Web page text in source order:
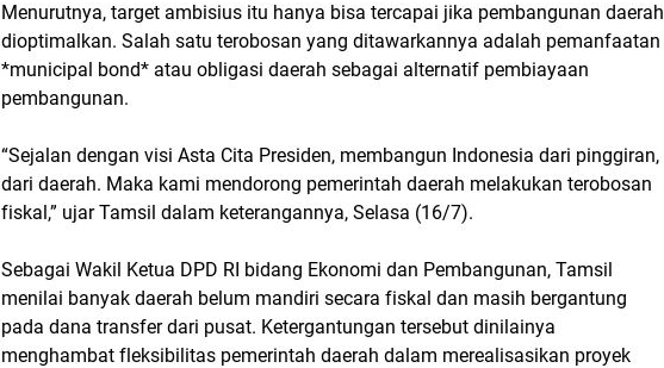
Menurutnya, target ambisius itu hanya bisa tercapai jika pembangunan daerah
dioptimalkan. Salah satu terobosan yang ditawarkannya adalah pemanfaatan
*municipal bond* atau obligasi daerah sebagai alternatif pembiayaan
pembangunan.
“Sejalan dengan visi Asta Cita Presiden, membangun Indonesia dari pinggiran,
dari daerah. Maka kami mendorong pemerintah daerah melakukan terobosan
fiskal,” ujar Tamsil dalam keterangannya, Selasa (16/7).
Sebagai Wakil Ketua DPD RI bidang Ekonomi dan Pembangunan, Tamsil
menilai banyak daerah belum mandiri secara fiskal dan masih bergantung
pada dana transfer dari pusat. Ketergantungan tersebut dinilainya
menghambat fleksibilitas pemerintah daerah dalam merealisasikan proyek